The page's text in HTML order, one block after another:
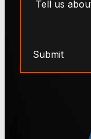
Submit